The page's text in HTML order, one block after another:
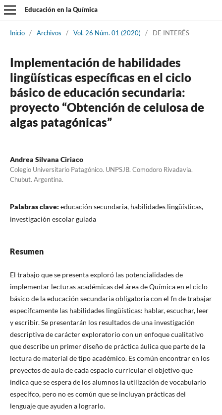
Educación en la Química
Inicio / Archivos / Vol. 26 Núm. 01 (2020) / DE INTERÉS
Implementación de habilidades
lingüísticas específicas en el ciclo
básico de educación secundaria:
proyecto “Obtención de celulosa de
algas patagónicas”
Andrea Silvana Ciriaco
Colegio Universitario Patagónico. UNPSJB. Comodoro Rivadavia.
Chubut. Argentina.
Palabras clave: educación secundaria, habilidades lingüísticas,
investigación escolar guiada
Resumen
El trabajo que se presenta exploró las potencialidades de
implementar lecturas académicas del área de Química en el ciclo
básico de la educación secundaria obligatoria con el fn de trabajar
específcamente las habilidades lingüísticas: hablar, escuchar, leer
y escribir. Se presentarán los resultados de una investigación
descriptiva de carácter exploratorio con un enfoque cualitativo
que describe un primer diseño de práctica áulica que parte de la
lectura de material de tipo académico. Es común encontrar en los
proyectos de aula de cada espacio curricular el objetivo que
indica que se espera de los alumnos la utilización de vocabulario
específco, pero no es común que se incluyan prácticas del
lenguaje que ayuden a lograrlo.